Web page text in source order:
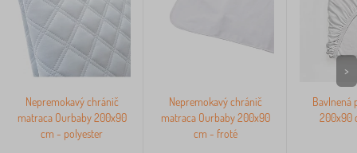
Nepremokavý chránič
matraca Ourbaby 200x90
cm - polyester
Nepremokavý chránič
matraca Ourbaby 200x90
cm - froté
Bavlnená
200x90
>